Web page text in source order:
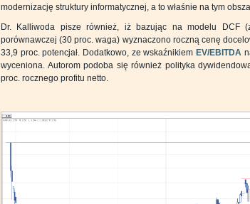
modernizację struktury informatycznej, a to właśnie na tym
Dr. Kalliwoda pisze również, iż bazując na modelu
porównawczej (30 proc. waga) wyznaczono roczną cenę
33,9 proc. potencjał. Dodatkowo, ze wskaźnikiem EV/EBITDA
wyceniona. Autorom podoba się również polityka
proc. rocznego profitu netto.